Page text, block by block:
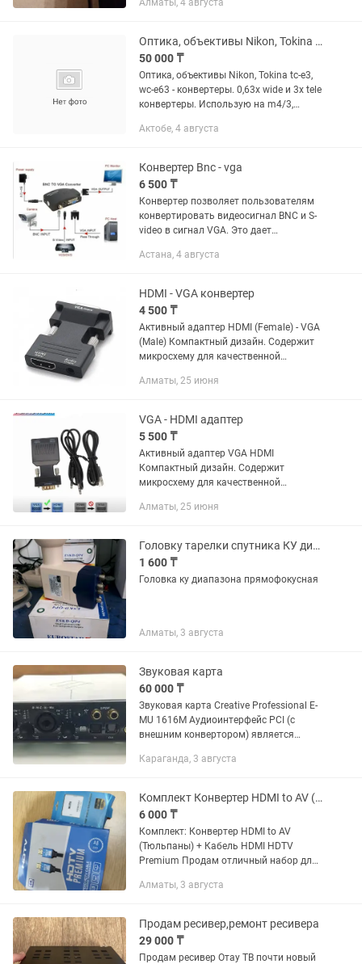
Алматы, 4 августа
Оптика, объективы Nikon, Tokina tc-e3, wc-e63 - конвертеры.
50 000 ₸
Оптика, объективы Nikon, Tokina tc-e3,
wc-e63 - конвертеры. 0,63х wide и 3х tele
конвертеры. Использую на m4/3,
19-264mm)
Актобе, 4 августа
Конвертер Bnc - vga
6 500 ₸
Конвертер позволяет пользователям
конвертировать видеосигнал BNC и S-
video в сигнал VGA. Это дает
стандартный монитор с выходом VGA /
BNC или...
Астана, 4 августа
HDMI - VGA конвертер
4 500 ₸
Активный адаптер HDMI (Female) - VGA
(Male) Компактный дизайн. Содержит
микросхему для качественной
HDMI - VGA конвертер позволяет
Алматы, 25 июня
VGA - HDMI адаптер
5 500 ₸
Активный адаптер VGA HDMI
Компактный дизайн. Содержит
микросхему для качественной
питание конвертера через USB VGA
подключить устройство с...
Алматы, 25 июня
Головку тарелки спутника КУ диапазона
1 600 ₸
Головка ку диапазона прямофокусная
Алматы, 3 августа
Звуковая карта
60 000 ₸
Звуковая карта Creative Professional E-
MU 1616M Аудиоинтерфейс PCI (с
внешним конвертором) является
аудиосистем от E-MU, обеспечивая вам
Караганда, 3 августа
Комплект Конвертер HDMI to AV (Тюльпаны) Кабель HDMI HDTV Premium
6 000 ₸
Комплект: Конвертер HDMI to AV
(Тюльпаны) + Кабель HDMI HDTV
Premium Продам отличный набор для
устройства в оригинальных упаковках
Алматы, 3 августа
Продам ресивер,ремонт ресивера
29 000 ₸
Продам ресивер Отау ТВ почти новый